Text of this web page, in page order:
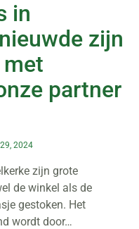
in
zijn
partner
2024
zijn grote
de winkel als de
gestoken. Het
wordt door…